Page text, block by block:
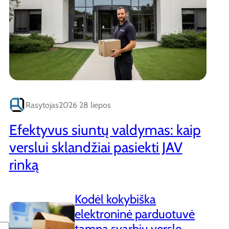
Rasytojas2026 28 liepos
Efektyvus siuntų valdymas: kaip
verslui sklandžiai pasiekti JAV
rinką
Kodėl kokybiška
elektroninė parduotuvė